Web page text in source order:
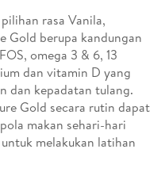
rasa Vanila,
Gold berupa kandungan
omega 3 & 6, 13
dan vitamin D yang
dan kepadatan tulang.
Gold secara rutin dapat
makan sehari-hari
melakukan latihan